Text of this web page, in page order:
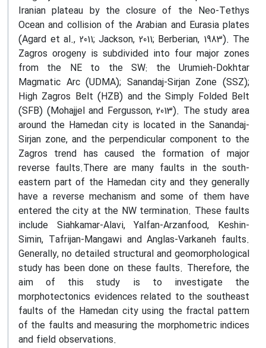
Iranian plateau by the closure of the Neo-Tethys
Ocean and collision of the Arabian and Eurasia plates
(Agard et al., 2011; Jackson, 2011; Berberian, 1983). The
Zagros orogeny is subdivided into four major zones
from the NE to the SW: the Urumieh-Dokhtar
Magmatic Arc (UDMA); Sanandaj-Sirjan Zone (SSZ);
High Zagros Belt (HZB) and the Simply Folded Belt
(SFB) (Mohajjel and Fergusson, 2013). The study area
around the Hamedan city is located in the Sanandaj-
Sirjan zone, and the perpendicular component to the
Zagros trend has caused the formation of major
reverse faults.There are many faults in the south-
eastern part of the Hamedan city and they generally
have a reverse mechanism and some of them have
entered the city at the NW termination. These faults
include Siahkamar-Alavi, Yalfan-Arzanfood, Keshin-
Simin, Tafrijan-Mangawi and Anglas-Varkaneh faults.
Generally, no detailed structural and geomorphological
study has been done on these faults. Therefore, the
aim of this study is to investigate the
morphotectonics evidences related to the southeast
faults of the Hamedan city using the fractal pattern
of the faults and measuring the morphometric indices
and field observations.